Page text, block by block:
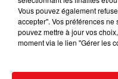
Vous pouvez également
accepter". Vos préférences
pouvez mettre à jour vos
moment via le lien "Gérer les